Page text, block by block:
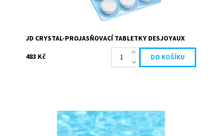
JD CRYSTAL-PROJASŇOVACÍ TABLETKY DESJOYAUX
483 Kč
Náplň do testeru H2O - tabletky na testování chloru
30ks a na testování pH 30ks. Tyto tabletky umožňují
jednoduché a efektivní...